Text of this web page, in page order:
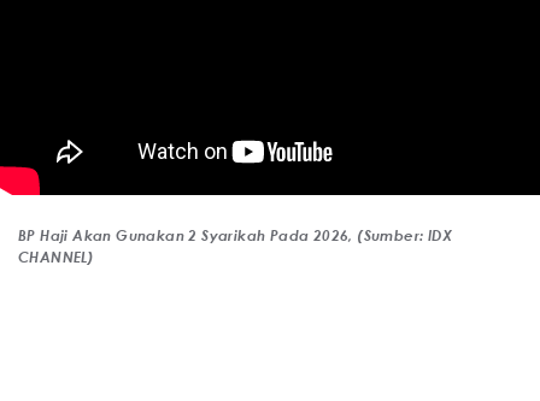
BP Haji Akan Gunakan 2 Syarikah Pada 2026, (Sumber: IDX
CHANNEL)